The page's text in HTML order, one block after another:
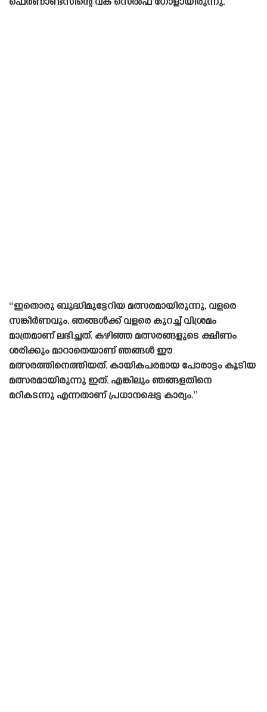
ഫെർണാണ്ടസിന്റെ വക സെൽഫ് ഗോളായിരുന്നു.
“ഇതൊരു ബുദ്ധിമുട്ടേറിയ മത്സരമായിരുന്നു, വളരെ
സങ്കീർണവും. ഞങ്ങൾക്ക് വളരെ കുറച്ച് വിശ്രമം
മാത്രമാണ് ലഭിച്ചത്. കഴിഞ്ഞ മത്സരങ്ങളുടെ ക്ഷീണം
ശരിക്കും മാറാതെയാണ് ഞങ്ങൾ ഈ
മത്സരത്തിനെത്തിയത്. കായികപരമായ പോരാട്ടം കൂടിയ
മത്സരമായിരുന്നു ഇത്. എങ്കിലും ഞങ്ങളതിനെ
മറികടന്നു എന്നതാണ് പ്രധാനപ്പെട്ട കാര്യം.”